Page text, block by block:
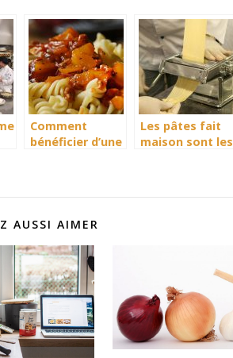
Comment
bénéficier d’une
Les pâtes fait
maison sont les
AUSSI AIMER